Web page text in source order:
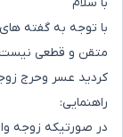
با توجه به گفته
متقن و قطعی نیست
کردید عسر وحرج
راهنمایی:
در صورتیکه زوجه